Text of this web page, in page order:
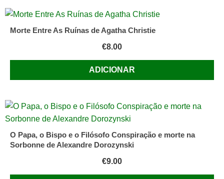
Morte Entre As Ruínas de Agatha Christie
€8.00
ADICIONAR
O Papa, o Bispo e o Filósofo Conspiração e morte na
Sorbonne de Alexandre Dorozynski
€9.00